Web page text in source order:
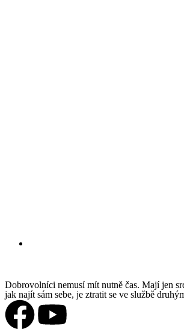
Dobrovolníci nemusí mít nutně čas. Mají jen
jak najít sám sebe, je ztratit se ve službě